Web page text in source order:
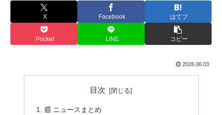
X Facebook はてブ
Pocket LINE コピー
2026.06.03
目次
📰 ニュースまとめ